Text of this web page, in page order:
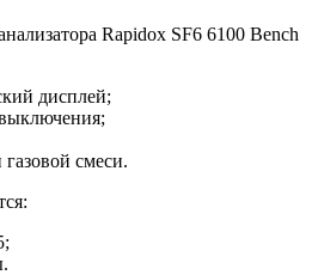
Rapidox SF6 6100 Bench
дисплей;
смеси.